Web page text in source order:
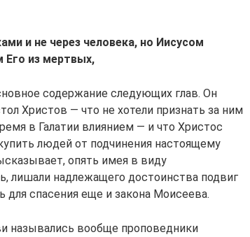
и не через человека, но Иисусом
из мертвых,
содержание следующих глав. Он
Христов — что не хотели признать за ним
в Галатии влиянием — и что Христос
людей от подчинения настоящему
опять имея в виду
лишали надлежащего достоинства подвиг
для спасения еще и закона Моисеева.
назывались вообще проповедники